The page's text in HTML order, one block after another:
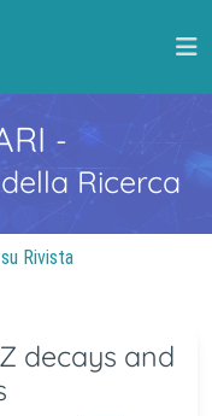
-
Ricerca
Rivista
decays and